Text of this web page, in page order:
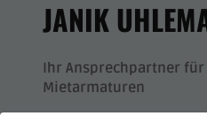
JANIK
Ihr Ansprechpartner für
Mietarmaturen